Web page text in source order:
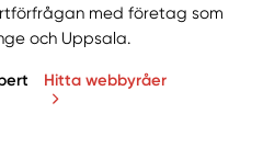
med företag som
och Uppsala.
Hitta webbyråer